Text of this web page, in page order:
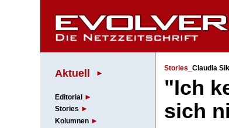
Aktuell
Editorial
Stories
Kolumnen
Stories_ Claudia
"Ich
sich